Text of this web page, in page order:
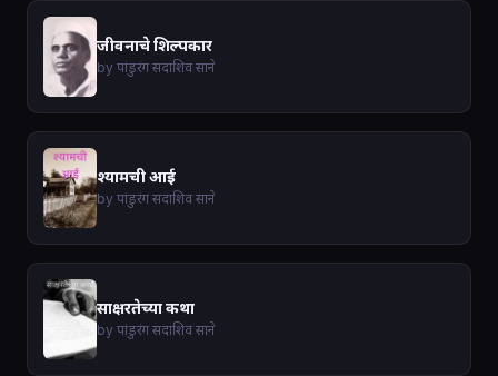
जीवनाचे शिल्पकार
by पांडुरंग सदाशिव साने
श्यामची आई
by पांडुरंग सदाशिव साने
साक्षरतेच्या कथा
by पांडुरंग सदाशिव साने